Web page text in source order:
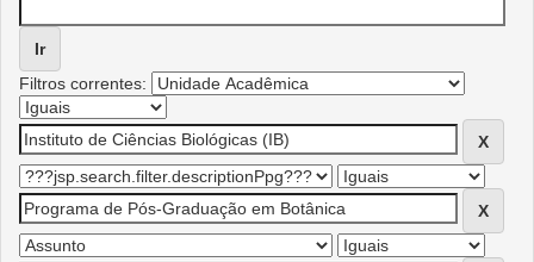
Filtros correntes: